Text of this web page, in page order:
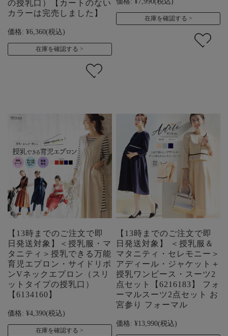
の授乳口）【カートのない
カラーは完売しました】
価格: ¥6,360(税込)
在庫を確認する
在庫を確認する
【13時までのご注文で即
日発送対象】＜授乳服・マ
タニティ＞授乳できる万能
育児エプロン・サイドリボ
ンVネックエプロン（スリ
ットタイプの授乳口）
【6134160】
価格: ¥4,390(税込)
在庫を確認する
【13時までのご注文で即
日発送対象】 ＜授乳服＆
マタニティ・セレモニー＞
アディール・ジャケット＋
授乳ワンピース・スーツ2
点セット【6216183】 フォ
ーマルスーツ2点セット お
宮参り フォーマル
価格: ¥13,990(税込)